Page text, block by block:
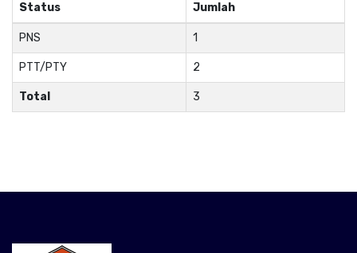
Status Jumlah
PNS 1
PTT/PTY 2
Total 3